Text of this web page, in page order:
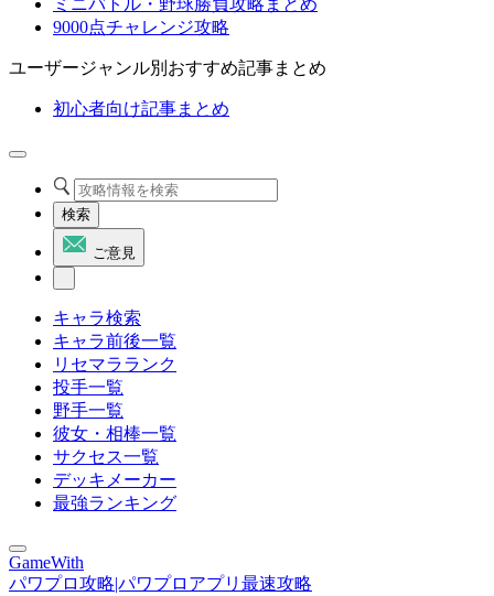
ミニバトル・野球勝負攻略まとめ
9000点チャレンジ攻略
ユーザージャンル別おすすめ記事まとめ
初心者向け記事まとめ
検索
ご意見
キャラ検索
キャラ前後一覧
リセマラランク
投手一覧
野手一覧
彼女・相棒一覧
サクセス一覧
デッキメーカー
最強ランキング
GameWith
パワプロ攻略|パワプロアプリ最速攻略